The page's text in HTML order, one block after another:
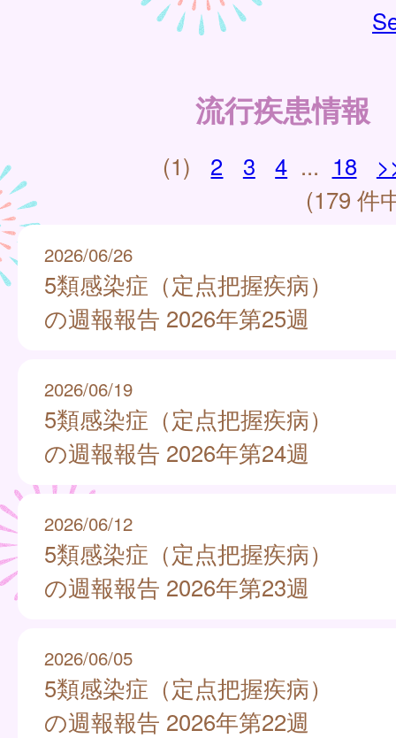
流行疾患情報
(1) 2 3 4 ... 18
(179 件
2026/06/26
5類感染症（定点把握疾病）
の週報報告 2026年第25週
2026/06/19
5類感染症（定点把握疾病）
の週報報告 2026年第24週
2026/06/12
5類感染症（定点把握疾病）
の週報報告 2026年第23週
2026/06/05
5類感染症（定点把握疾病）
の週報報告 2026年第22週